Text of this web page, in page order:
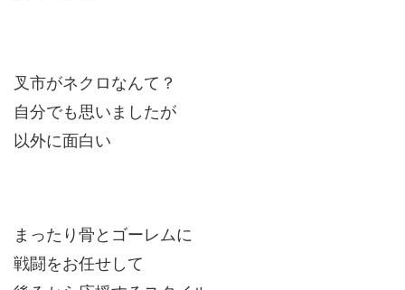
叉市がネクロなんて？
自分でも思いましたが
以外に面白い
まったり骨とゴーレムに
戦闘をお任せして